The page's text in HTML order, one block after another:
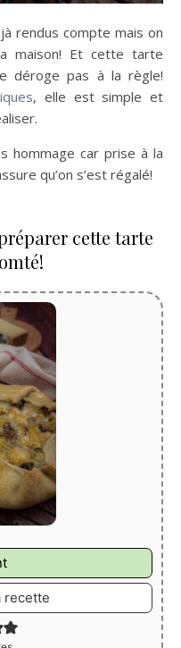
maison! Et cette tarte
déroge pas à la règle!
, elle est simple et
hommage car prise à la
qu’on s’est régalé!
cette tarte
recette